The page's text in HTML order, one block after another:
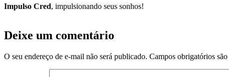
Impulso Cred, impulsionando seus sonhos!
Deixe um comentário
O seu endereço de e-mail não será publicado. Campos obrigatórios